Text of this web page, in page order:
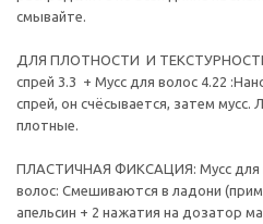
смывайте.
ДЛЯ ПЛОТНОСТИ И
спрей 3.3 + Мусс для волос 4.22
спрей, он счёсывается, затем мусс.
плотные.
ПЛАСТИЧНАЯ ФИКСАЦИЯ: Мусс для
волос: Смешиваются в ладони
апельсин + 2 нажатия на дозатор